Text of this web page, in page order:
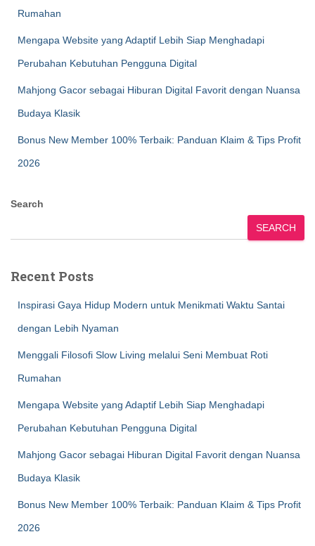
Rumahan
Mengapa Website yang Adaptif Lebih Siap Menghadapi
Perubahan Kebutuhan Pengguna Digital
Mahjong Gacor sebagai Hiburan Digital Favorit dengan Nuansa
Budaya Klasik
Bonus New Member 100% Terbaik: Panduan Klaim & Tips Profit
2026
Search
SEARCH
Recent Posts
Inspirasi Gaya Hidup Modern untuk Menikmati Waktu Santai
dengan Lebih Nyaman
Menggali Filosofi Slow Living melalui Seni Membuat Roti
Rumahan
Mengapa Website yang Adaptif Lebih Siap Menghadapi
Perubahan Kebutuhan Pengguna Digital
Mahjong Gacor sebagai Hiburan Digital Favorit dengan Nuansa
Budaya Klasik
Bonus New Member 100% Terbaik: Panduan Klaim & Tips Profit
2026